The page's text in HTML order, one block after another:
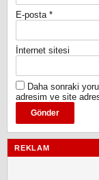
E-posta *
İnternet sitesi
Daha sonraki
adresim ve site
REKLAM